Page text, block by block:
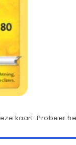
kaart. Probeer